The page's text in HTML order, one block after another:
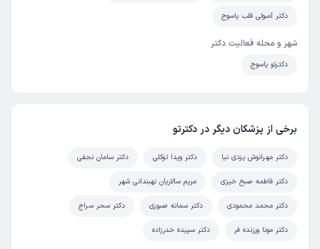
علت مراجعه: مدیریت بیماران با تاکی‌کاردی‌های بطنی
کاربر دکترتو
زمان انتظار:
دکتر آمبولی قلب یاسوج
شهر و محله فعالیت دکتر
دکترتو یاسوج
برخی از پزشکان دیگر در دکترتو
دکتر مهرانوش یزدی نیا دکتر ویدا توکلی دکتر سامان نجفی
دکتر فاطمه صبح خیزی مریم سالاریان نهبندانی شهر
دکتر محمد محمودی دکتر سمانه صبوری دکتر سحر سراج
دکتر مونا ورزنده فر دکتر سپیده خدرزاده